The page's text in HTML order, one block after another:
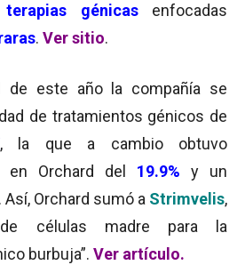
terapias génicas enfocadas
. Ver sitio.
de este año la compañía se
de tratamientos génicos de
,la que a cambio obtuvo
en Orchard del 19.9%
y un
Así, Orchard sumó a Strimvelis,
células madre para la
burbuja”. Ver artículo.